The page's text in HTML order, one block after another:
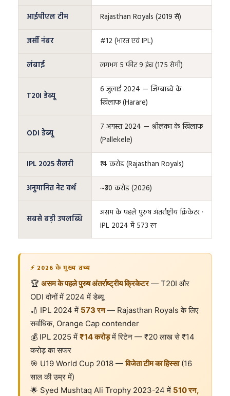
आईपीएल टीम Rajasthan Royals (2019 से)
जर्सी नंबर #12 (भारत एवं IPL)
लंबाई लगभग 5 फीट 9 इंच (175 सेमी)
T20I डेब्यू
6 जुलाई 2024 — जिम्बाब्वे के
खिलाफ (Harare)
ODI डेब्यू
7 अगस्त 2024 — श्रीलंका के खिलाफ
(Pallekele)
IPL 2025 सैलरी ₹14 करोड़ (Rajasthan Royals)
अनुमानित नेट वर्थ ~₹30 करोड़ (2026)
सबसे बड़ी उपलब्धि
असम के पहले पुरुष अंतर्राष्ट्रीय क्रिकेटर ·
IPL 2024 में 573 रन
⚡ 2026 के मुख्य तथ्य
🏆 असम के पहले पुरुष अंतर्राष्ट्रीय क्रिकेटर— T20I और
ODI दोनों में 2024 में डेब्यू
🏏 IPL 2024 में 573 रन— Rajasthan Royals के लिए
सर्वाधिक, Orange Cap contender
💰 IPL 2025 में ₹14 करोड़में रिटेन — ₹20 लाख से ₹14
करोड़ का सफर
🎯 U19 World Cup 2018 —विजेता टीम का हिस्सा(16
साल की उम्र में)
🌟 Syed Mushtaq Ali Trophy 2023-24 में 510 रन,